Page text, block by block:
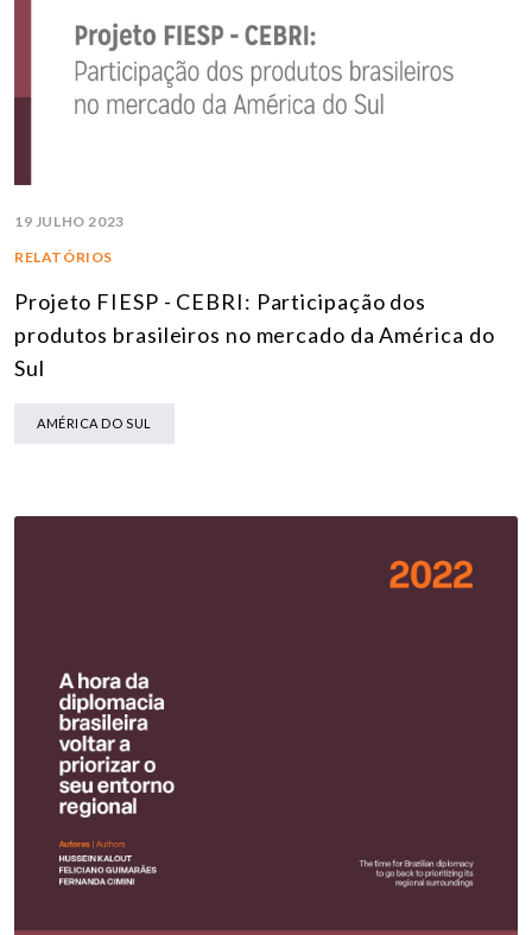
19 JULHO 2023
RELATÓRIOS
Projeto FIESP - CEBRI: Participação dos
produtos brasileiros no mercado da América do
Sul
AMÉRICA DO SUL